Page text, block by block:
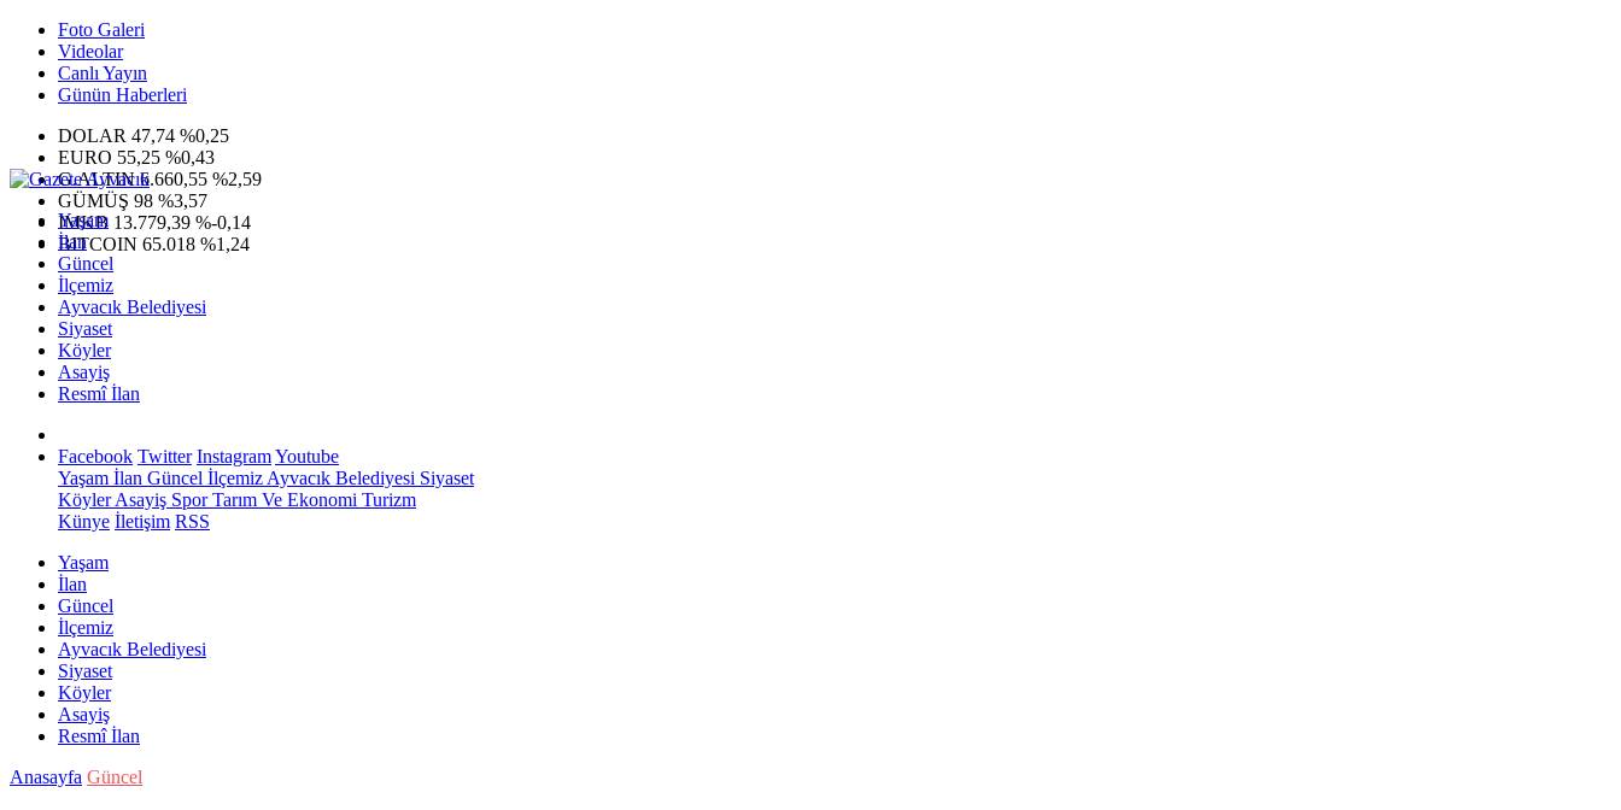
Foto Galeri
Videolar
Canlı Yayın
Günün Haberleri
DOLAR 47,74 %0,25
EURO 55,25 %0,43
G.ALTIN6.660,55 %2,59
GÜMÜŞ 98 %3,57
IMKB 13.779,39 %-0,14
BITCOIN 65.018 %1,24
Yaşam
İlan
Güncel
İlçemiz
Ayvacık Belediyesi
Siyaset
Köyler
Asayiş
Resmî İlan
Facebook Twitter InstagramYoutube
Yaşam İlan Güncel İlçemiz Ayvacık Belediyesi Siyaset
KöylerAsayiş SporTarım Ve Ekonomi Turizm
Künye İletişim RSS
Yaşam
İlan
Güncel
İlçemiz
Ayvacık Belediyesi
Siyaset
Köyler
Asayiş
Resmî İlan
Anasayfa Güncel